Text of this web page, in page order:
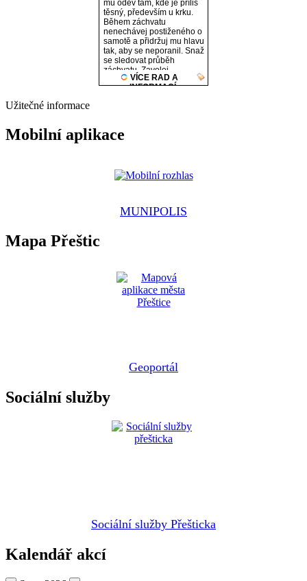
Užitečné informace
Mobilní aplikace
MUNIPOLIS
Mapa Přeštic
Geoportál
Sociální služby
Sociální služby Přešticka
Kalendář akcí